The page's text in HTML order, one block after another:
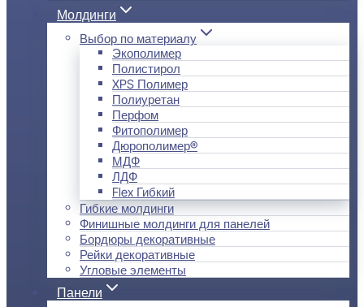
Молдинги
Выбор по материалу
Экополимер
Полистирол
XPS Полимер
Полиуретан
Перфом
Фитополимер
Дюрополимер®
МДФ
ЛДФ
Flex Гибкий
Гибкие молдинги
Финишные молдинги для панелей
Бордюры декоративные
Рейки декоративные
Угловые элементы
Панели